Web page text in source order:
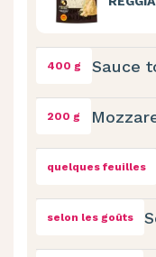
400 g Sauce
200 g
quelques feuilles
selon les goûts